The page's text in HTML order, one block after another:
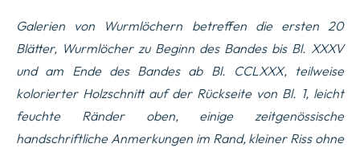
Galerien von Wurmlöchern betreffen die ersten 20
Blätter, Wurmlöcher zu Beginn des Bandes bis Bl. XXXV
und am Ende des Bandes ab Bl. CCLXXX, teilweise
kolorierter Holzschnitt auf der Rückseite von Bl. 1, leicht
feuchte Ränder oben, einige zeitgenössische
handschriftliche Anmerkungen im Rand, kleiner Riss ohne